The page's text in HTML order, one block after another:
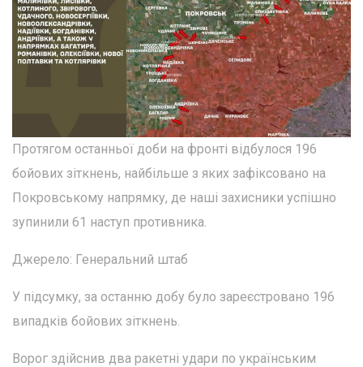
Протягом останньої доби на фронті відбулося 196
бойових зіткнень, найбільше з яких зафіксовано на
Покровському напрямку, де наші захисники успішно
зупинили 61 наступ противника.
Джерело: Генеральний штаб
У підсумку, за останню добу було зареєстровано 196
випадків бойових зіткнень.
Ворог здійснив два ракетні удари по українським